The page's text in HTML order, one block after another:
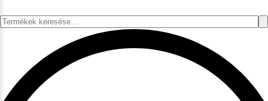
Keresés
következőre: